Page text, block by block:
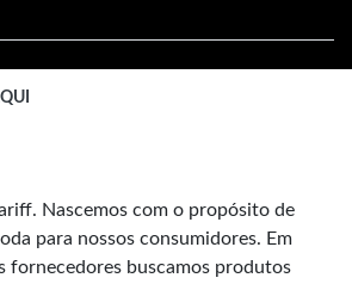
Nascemos com o propósito de
para nossos consumidores. Em
fornecedores buscamos produtos